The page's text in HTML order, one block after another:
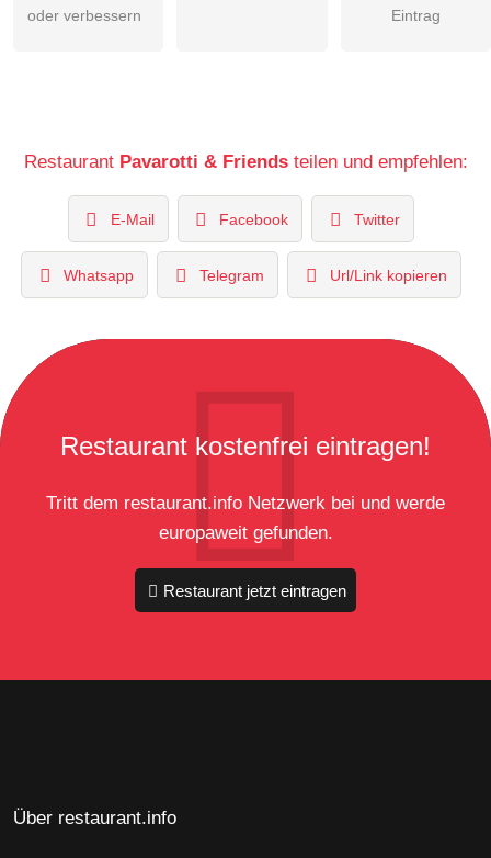
oder verbessern
Eintrag
Restaurant Pavarotti & Friendsteilen und empfehlen:
E-Mail Facebook Twitter
Whatsapp Telegram Url/Link kopieren
Restaurant kostenfrei eintragen!
Tritt dem restaurant.info Netzwerk bei und werde
europaweit gefunden.
Restaurant jetzt eintragen
Über restaurant.info